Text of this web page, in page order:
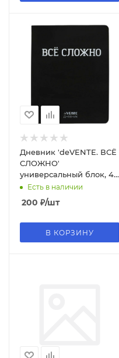
Дневник 'deVENTE. ВСЁ
СЛОЖНО'
универсальный блок, 48
листов, белая бумага 80
г;м², 2021454
Есть в наличии
200 ₽/шт
В КОРЗИНУ